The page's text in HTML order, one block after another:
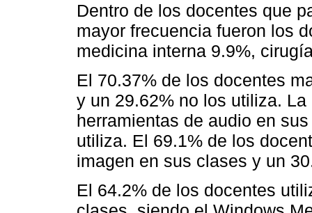
Dentro de los docentes que
mayor frecuencia fueron los
medicina interna 9.9%,
El 70.37% de los docentes
y un 29.62% no los utiliza.
herramientas de audio en
utiliza. El 69.1% de los
imagen en sus clases y un
El 64.2% de los docentes